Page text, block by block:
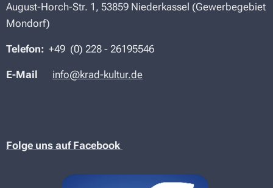
August-Horch-Str. 1, 53859 Niederkassel (Gewerbegebiet
Mondorf)
Telefon: +49 (0) 228 - 26195546
E-Mail info@krad-kultur.de
Folge uns auf Facebook